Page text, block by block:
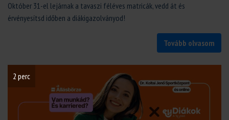
Október 31-el lejárnak a tavaszi féléves matricák, vedd át és
érvényesítsd időben a diákigazolványod!
Tovább olvasom
2 perc